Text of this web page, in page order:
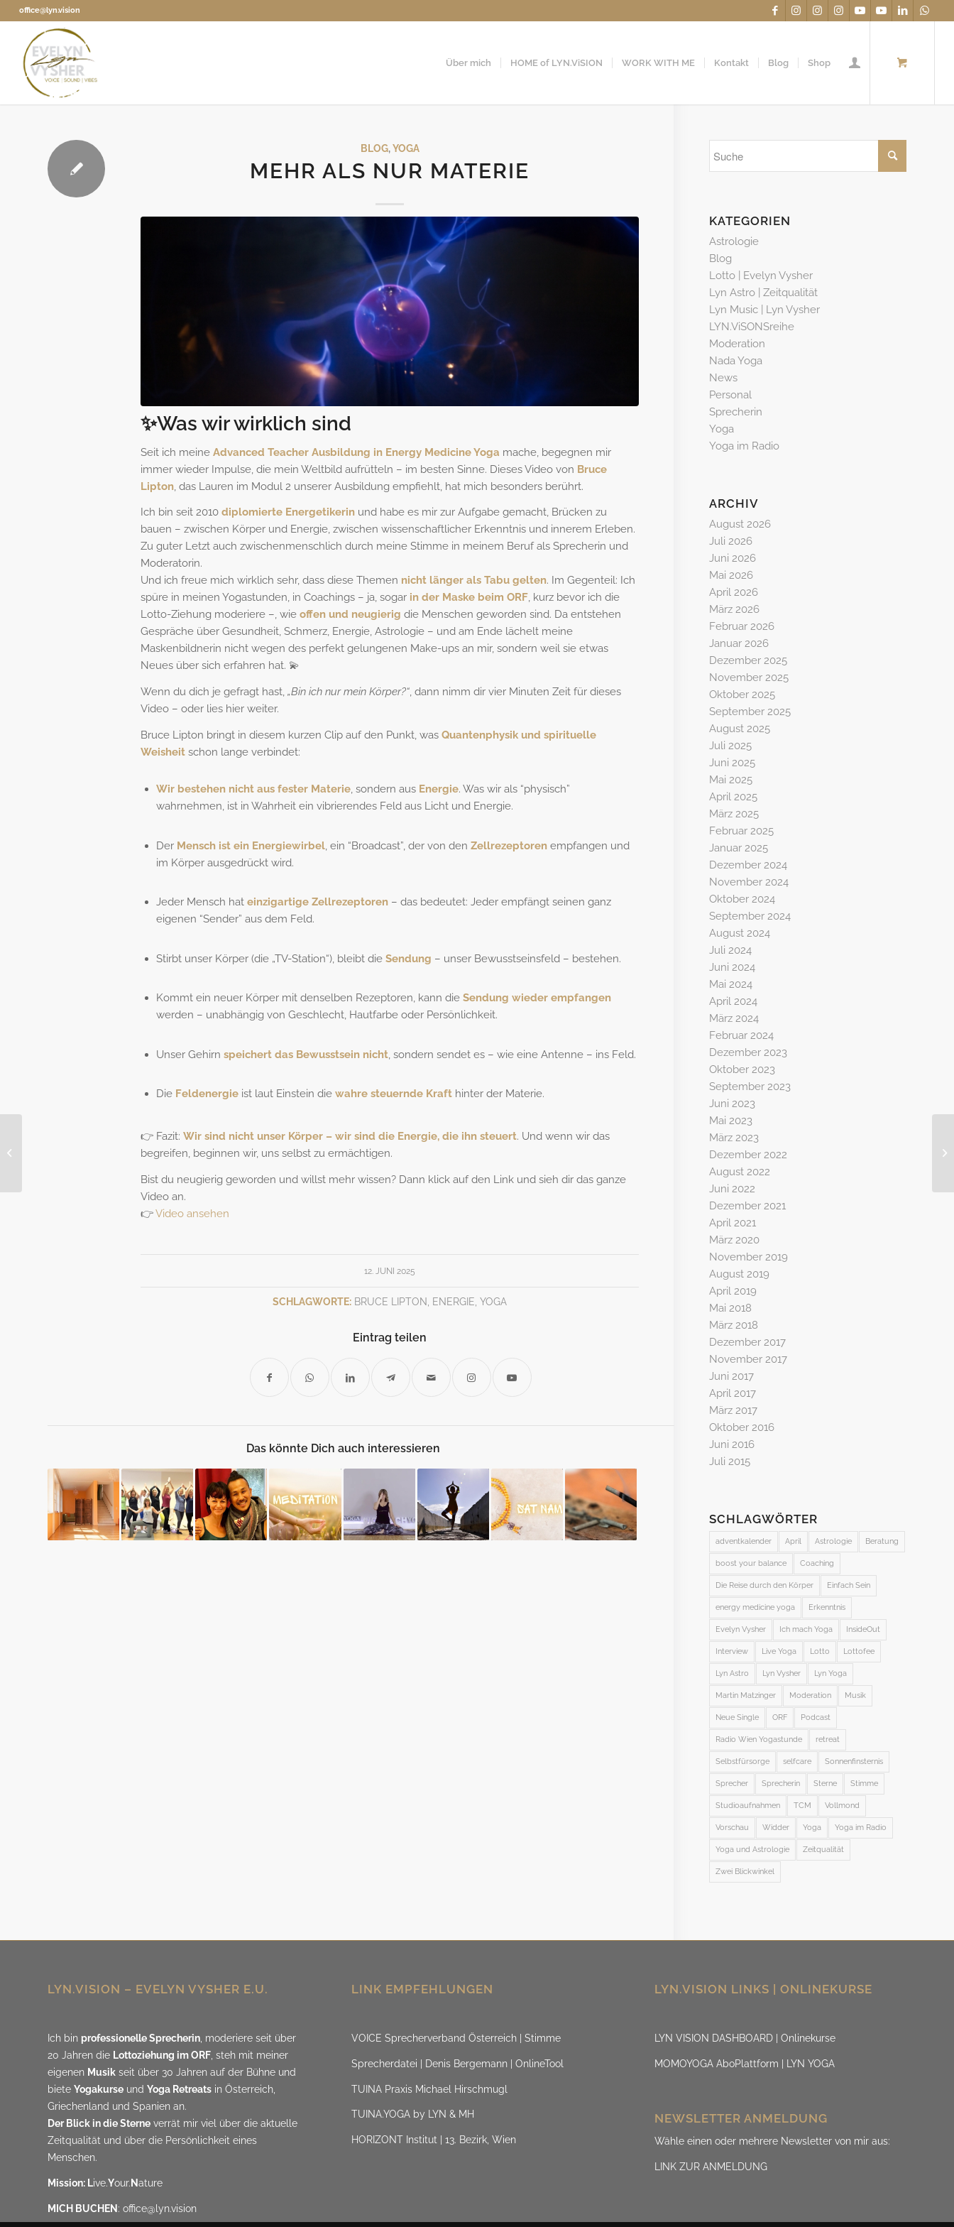
office@lyn.vision
Über mich HOME of LYN.ViSION WORK WITH ME Kontakt Blog Shop
BLOG,YOGA
MEHR ALS NUR MATERIE
✨Was wir wirklich sind
Seit ich meine Advanced Teacher Ausbildung in Energy Medicine Yoga mache, begegnen mir
immer wieder Impulse, die mein Weltbild aufrütteln – im besten Sinne. Dieses Video von Bruce
Lipton , das Lauren im Modul 2 unserer Ausbildung empfiehlt, hat mich besonders berührt.
Ich bin seit 2010 diplomierte Energetikerin und habe es mir zur Aufgabe gemacht, Brücken zu
bauen – zwischen Körper und Energie, zwischen wissenschaftlicher Erkenntnis und innerem Erleben.
Zu guter Letzt auch zwischenmenschlich durch meine Stimme in meinem Beruf als Sprecherin und
Moderatorin.
Und ich freue mich wirklich sehr, dass diese Themen nicht länger als Tabu gelten. Im Gegenteil: Ich
spüre in meinen Yogastunden, in Coachings – ja, sogar in der Maske beim ORF, kurz bevor ich die
Lotto-Ziehung moderiere –, wie offen und neugierig die Menschen geworden sind. Da entstehen
Gespräche über Gesundheit, Schmerz, Energie, Astrologie – und am Ende lächelt meine
Maskenbildnerin nicht wegen des perfekt gelungenen Make-ups an mir, sondern weil sie etwas
Neues über sich erfahren hat. 💫
Wenn du dich je gefragt hast, „Bin ich nur mein Körper?“, dann nimm dir vier Minuten Zeit für dieses
Video – oder lies hier weiter.
Bruce Lipton bringt in diesem kurzen Clip auf den Punkt, was Quantenphysik und spirituelle
Weisheit schon lange verbindet:
Wir bestehen nicht aus fester Materie, sondern aus Energie. Was wir als “physisch”
wahrnehmen, ist in Wahrheit ein vibrierendes Feld aus Licht und Energie.
Der Mensch ist ein Energiewirbel, ein “Broadcast”, der von den Zellrezeptoren empfangen und
im Körper ausgedrückt wird.
Jeder Mensch hat einzigartige Zellrezeptoren – das bedeutet: Jeder empfängt seinen ganz
eigenen “Sender” aus dem Feld.
Stirbt unser Körper (die „TV-Station“), bleibt die Sendung – unser Bewusstseinsfeld – bestehen.
Kommt ein neuer Körper mit denselben Rezeptoren, kann die Sendung wieder empfangen
werden – unabhängig von Geschlecht, Hautfarbe oder Persönlichkeit.
Unser Gehirn speichert das Bewusstsein nicht, sondern sendet es – wie eine Antenne – ins Feld.
Die Feldenergie ist laut Einstein die wahre steuernde Kraft hinter der Materie.
👉 Fazit: Wir sind nicht unser Körper – wir sind die Energie, die ihn steuert. Und wenn wir das
begreifen, beginnen wir, uns selbst zu ermächtigen.
Bist du neugierig geworden und willst mehr wissen? Dann klick auf den Link und sieh dir das ganze
Video an.
👉Video ansehen
12. JUNI 2025
SCHLAGWORTE: BRUCE LIPTON ENERGIE ,YOGA
Eintrag teilen
Das könnte Dich auch interessieren
KATEGORIEN
Astrologie
Blog
Lotto | Evelyn Vysher
Lyn Astro | Zeitqualität
Lyn Music | Lyn Vysher
LYN.ViSONSreihe
Moderation
Nada Yoga
News
Personal
Sprecherin
Yoga
Yoga im Radio
ARCHIV
August 2026
Juli 2026
Juni 2026
Mai 2026
April 2026
März 2026
Februar 2026
Januar 2026
Dezember 2025
November 2025
Oktober 2025
September 2025
August 2025
Juli 2025
Juni 2025
Mai 2025
April 2025
März 2025
Februar 2025
Januar 2025
Dezember 2024
November 2024
Oktober 2024
September 2024
August 2024
Juli 2024
Juni 2024
Mai 2024
April 2024
März 2024
Februar 2024
Dezember 2023
Oktober 2023
September 2023
Juni 2023
Mai 2023
März 2023
Dezember 2022
August 2022
Juni 2022
Dezember 2021
April 2021
März 2020
November 2019
August 2019
April 2019
Mai 2018
März 2018
Dezember 2017
November 2017
Juni 2017
April 2017
März 2017
Oktober 2016
Juni 2016
Juli 2015
SCHLAGWÖRTER
adventkalender April Astrologie Beratung
boost your balance Coaching
Die Reise durch den Körper Einfach Sein
energy medicine yoga Erkenntnis
Evelyn Vysher Ich mach Yoga InsideOut
Interview Live Yoga Lotto Lottofee
Lyn Astro Lyn Vysher Lyn Yoga
Martin Matzinger Moderation Musik
Neue Single ORF Podcast
Radio Wien Yogastunde retreat
Selbstfürsorge selfcare Sonnenfinsternis
Sprecher Sprecherin Sterne Stimme
Studioaufnahmen TCM Vollmond
Vorschau Widder Yoga Yoga im Radio
Yoga und Astrologie Zeitqualität
Zwei Blickwinkel
LYN.VISION – EVELYN VYSHER E.U.
Ich bin professionelle Sprecherin , moderiere seit über
20 Jahren die Lottoziehung im ORF , steh mit meiner
eigenen Musik seit über 30 Jahren auf der Bühne und
biete Yogakurse und Yoga Retreats in Österreich,
Griechenland und Spanien an.
Der Blick in die Sterne verrät mir viel über die aktuelle
Zeitqualität und über die Persönlichkeit eines
Menschen.
Mission: Live.Your. Nature
MICH BUCHEN: office@lyn.vision
LINK EMPFEHLUNGEN
VOICE Sprecherverband Österreich | Stimme
Sprecherdatei | Denis Bergemann | OnlineTool
TUINA Praxis Michael Hirschmugl
TUINA.YOGA by LYN & MH
HORIZONT Institut | 13. Bezirk, Wien
LYN.VISION LINKS | ONLINEKURSE
LYN VISION DASHBOARD | Onlinekurse
MOMOYOGA AboPlattform | LYN YOGA
NEWSLETTER ANMELDUNG
Wähle einen oder mehrere Newsletter von mir aus:
LINK ZUR ANMELDUNG